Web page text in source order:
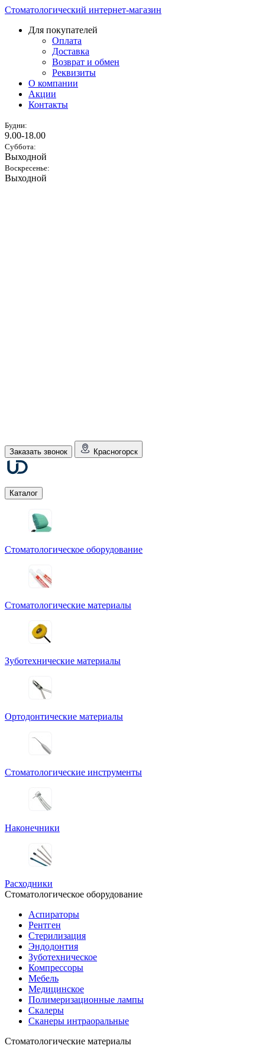
Стоматологический интернет-магазин
Для покупателей
Оплата
Доставка
Возврат и обмен
Реквизиты
О компании
Акции
Контакты
Будни:
9.00-18.00
Суббота:
Выходной
Воскресенье:
Выходной
Заказать звонок Красногорск
Каталог
Стоматологическое оборудование
Стоматологические материалы
Зуботехнические материалы
Ортодонтические материалы
Стоматологические инструменты
Наконечники
Расходники
Стоматологическое оборудование
Аспираторы
Рентген
Стерилизация
Эндодонтия
Зуботехническое
Компрессоры
Мебель
Медицинское
Полимеризационные лампы
Скалеры
Сканеры интраоральные
Стоматологические материалы